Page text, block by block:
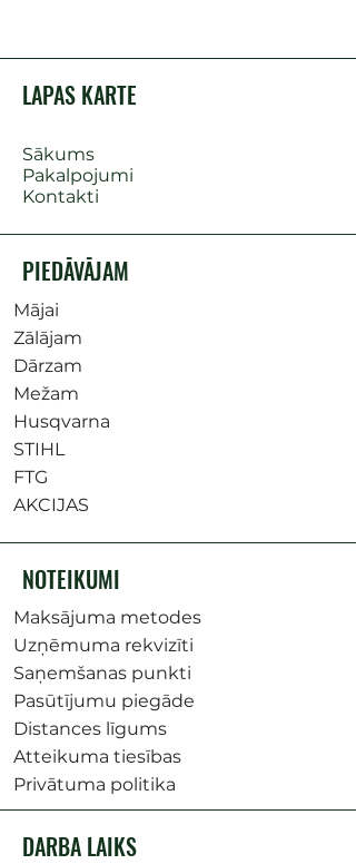
LAPAS KARTE
Sākums
Pakalpojumi
Kontakti
PIEDĀVĀJAM
Mājai
Zālājam
Dārzam
Mežam
Husqvarna
STIHL
FTG
AKCIJAS
NOTEIKUMI
Maksājuma metodes
Uzņēmuma rekvizīti
Saņemšanas punkti
Pasūtījumu piegāde
Distances līgums
Atteikuma tiesības
Privātuma politika
DARBA LAIKS